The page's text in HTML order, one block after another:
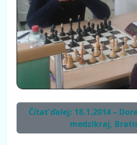
Čítať ďalej: 18.1.2014 –
medzikraj,